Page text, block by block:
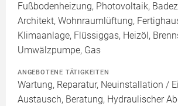
Fußbodenheizung, Photovoltaik,
Architekt, Wohnraumlüftung,
Klimaanlage, Flüssiggas, Heizöl,
Umwälzpumpe, Gas
ANGEBOTENE TÄTIGKEITEN
Wartung, Reparatur, Neuinstallation /
Austausch, Beratung, Hydraulischer